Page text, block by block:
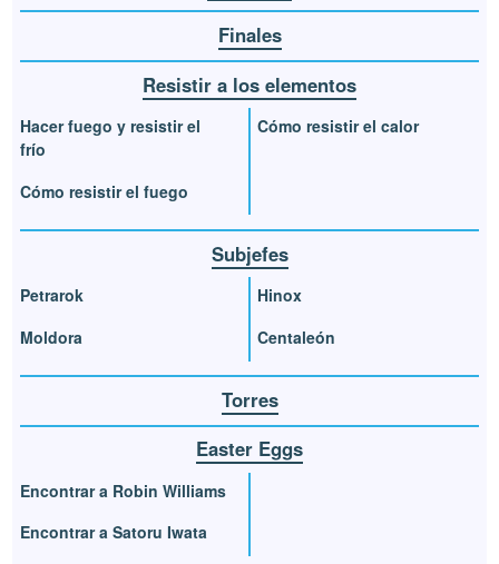
Finales
Resistir a los elementos
Hacer fuego y resistir el
frío
Cómo resistir el fuego
Cómo resistir el calor
Subjefes
Petrarok
Moldora
Hinox
Centaleón
Torres
Easter Eggs
Encontrar a Robin Williams
Encontrar a Satoru Iwata